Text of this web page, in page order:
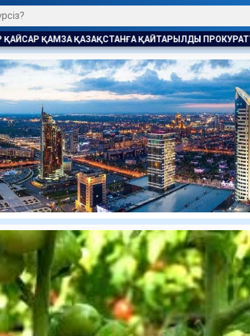
ПРОКУРАТУРА МӘН ЖАЙДЫ АШТЫ